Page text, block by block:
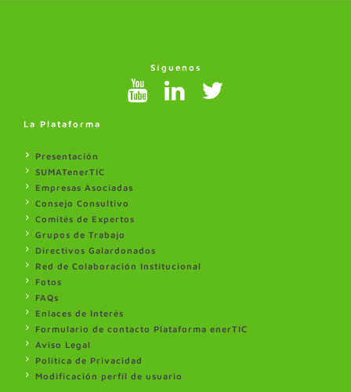
Síguenos
La Plataforma
Presentación
SUMATenerTIC
Empresas Asociadas
Consejo Consultivo
Comités de Expertos
Grupos de Trabajo
Directivos Galardonados
Red de Colaboración Institucional
Fotos
FAQs
Enlaces de Interés
Formulario de contacto Plataforma enerTIC
Aviso Legal
Politica de Privacidad
Modificación perfil de usuario